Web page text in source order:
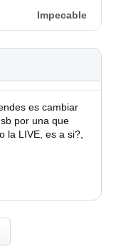
Impecable
es cambiar
por una que
la LIVE, es a si?,